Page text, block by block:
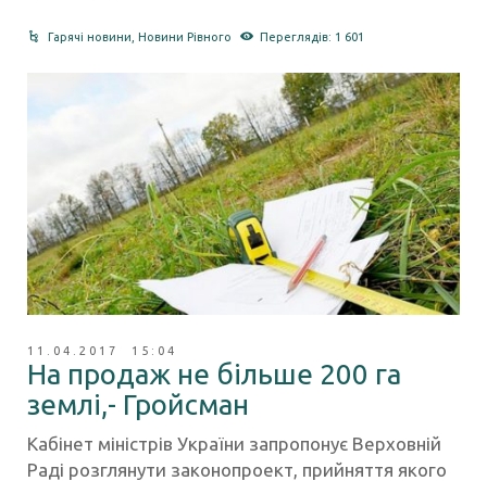
Гарячі новини ,Новини Рівного Переглядів: 1 601
11.04.2017 15:04
На продаж не більше 200 га
землі,- Гройсман
Кабінет міністрів України запропонує Верховній
Раді розглянути законопроект, прийняття якого